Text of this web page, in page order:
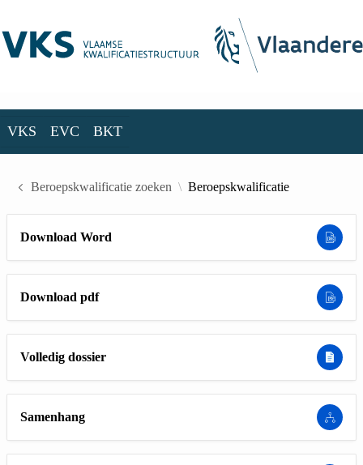
VKS EVC BKT
Beroepskwalificatie zoeken Beroepskwalificatie
Download Word
Download pdf
Volledig dossier
Samenhang